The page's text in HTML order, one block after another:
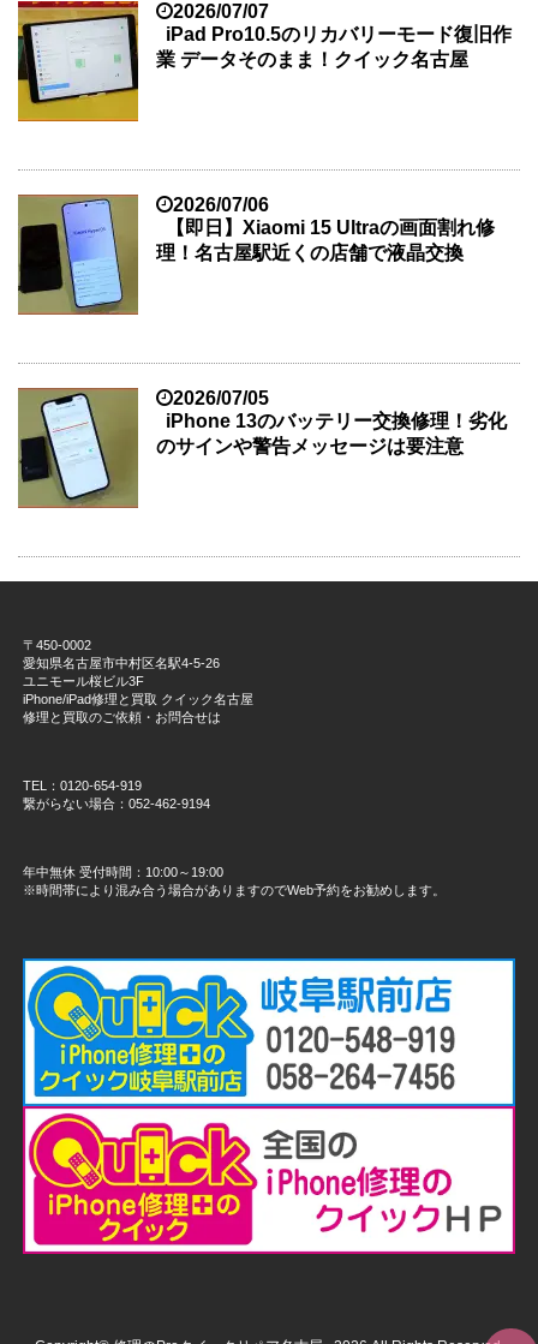
2026/07/07
iPad Pro10.5のリカバリーモード復旧作
業 データそのまま！クイック名古屋
2026/07/06
【即日】Xiaomi 15 Ultraの画面割れ修
理！名古屋駅近くの店舗で液晶交換
2026/07/05
iPhone 13のバッテリー交換修理！劣化
のサインや警告メッセージは要注意
〒450-0002
愛知県名古屋市中村区名駅4-5-26
ユニモール桜ビル3F
iPhone/iPad修理と買取 クイック名古屋
修理と買取のご依頼・お問合せは
TEL：0120-654-919
繋がらない場合：052-462-9194
年中無休 受付時間：10:00～19:00
※時間帯により混み合う場合がありますのでWeb予約をお勧めします。